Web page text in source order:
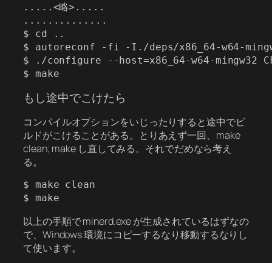
.....<略>.....
..............
$ cd ..
$ autoreconf -fi -I./deps/x86_64-w64-
$ ./configure --host=x86_64-w64-mingw32
$ make
もし途中でこけたら
コンパイルオプションをいじったりすると途中でビ
ルドがこけることがある。とりあえず一回、make
clean; make し直してみる。それでだめなら考え
る。
$ make clean
$ make
以上の手順で minerd.exe が生成されているはずなの
で、Windows 環境にコピーするなり移動するなりし
て使います。